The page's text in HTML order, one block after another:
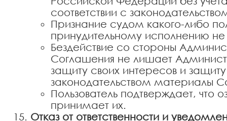
соответствии с
Признание судом какого-либо
принудительному исполнению не
Бездействие со стороны
Соглашения не лишает
защиту своих интересов и
законодательством материалы
Пользователь подтверждает,
принимает их.
Отказ от ответственности и